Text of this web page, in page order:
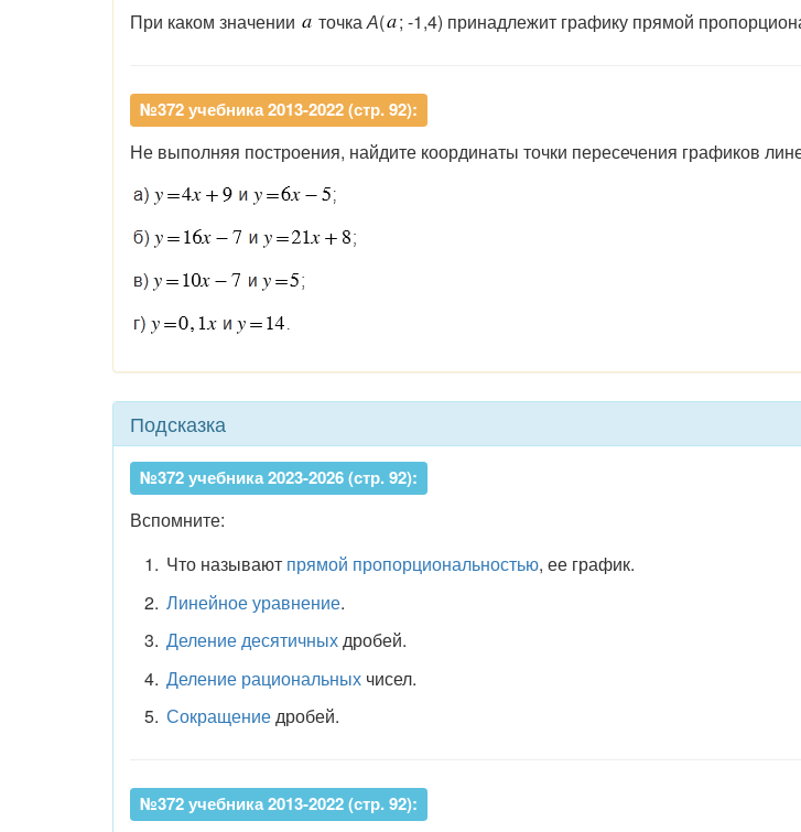
При каком значении точкаА( ; -1,4) принадлежит графику прямой
№372 учебника 2013-2022 (стр. 92):
Не выполняя построения, найдите координаты точки пересечения графиков
Подсказка
№372 учебника 2023-2026 (стр. 92):
Вспомните:
Что называют прямой пропорциональностью, ее график.
Линейное уравнение.
Деление десятичныхдробей.
Деление рациональныхчисел.
Сокращениедробей.
№372 учебника 2013-2022 (стр. 92):